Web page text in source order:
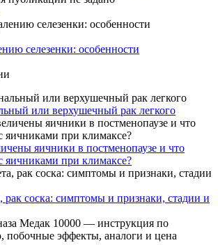
селезенки: особенности
или верхушечный рак легкого
яичники в постменопаузе и что
яичниками при климаксе?
рак соска: симптомы и признаки, стадии и